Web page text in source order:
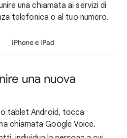
una chiamata ai servizi di
telefonica o al tuo numero.
iPhone e iPad
una nuova
tablet Android, tocca
chiamata Google Voice.